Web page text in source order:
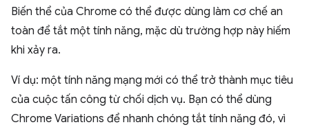
Biến thể của Chrome có thể được dùng làm cơ chế an
toàn để tắt một tính năng, mặc dù trường hợp này hiếm
khi xảy ra.
Ví dụ: một tính năng mạng mới có thể trở thành mục tiêu
của cuộc tấn công từ chối dịch vụ. Bạn có thể dùng
Chrome Variations để nhanh chóng tắt tính năng đó, vì